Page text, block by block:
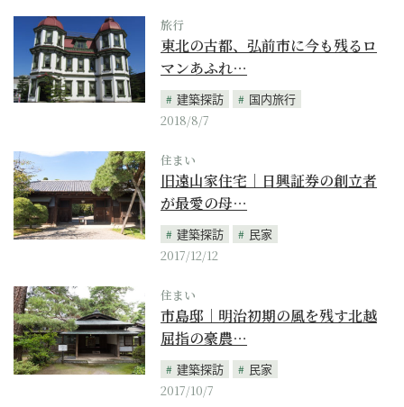
旅行
東北の古都、弘前市に今も残るロ
マンあふれ…
建築探訪
国内旅行
2018/8/7
住まい
旧遠山家住宅｜日興証券の創立者
が最愛の母…
建築探訪
民家
2017/12/12
住まい
市島邸｜明治初期の風を残す北越
屈指の豪農…
建築探訪
民家
2017/10/7